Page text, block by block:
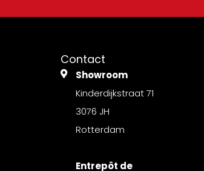
Contact
Showroom
Kinderdijkstraat 71
3076 JH
Rotterdam
Entrepôt de